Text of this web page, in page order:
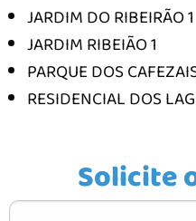
PORTÕES PARA CERCAS
PORTÕES PARA ESCADAS
COMO COMPRAR
DÚVIDAS
JARDIM DO RIBEIRÃO 1
JARDIM RIBEIÃO 1
PARQUE DOS
RESIDENCIAL DOS
Solicite